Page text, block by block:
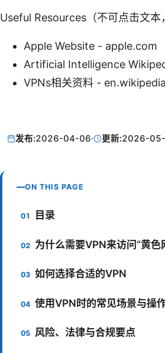
Useful Resources（不可点击文本
Apple Website - apple.com
Artificial Intelligence
VPNs相关资料 -
发布:2026-04-06· 更新:2026-
ON THIS PAGE
目录
为什么需要VPN来访问“黄色
如何选择合适的VPN
使用VPN时的常见场景与操
风险、法律与合规要点